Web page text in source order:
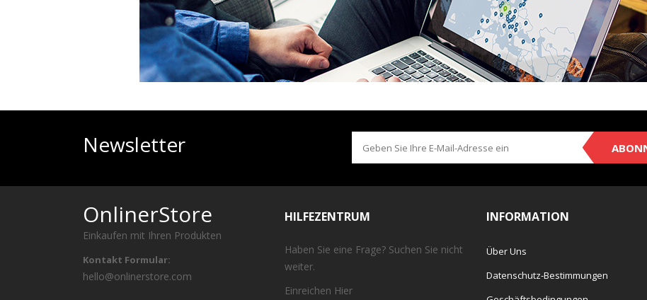
Newsletter
OnlinerStore
Einkaufen mit Ihren Produkten
Kontakt Formular:
hello@onlinerstore.com
HILFEZENTRUM
Haben Sie eine Frage? Suchen Sie nicht
weiter.
Einreichen Hier
INFORMATION
Über Uns
Datenschutz-Bestimmungen